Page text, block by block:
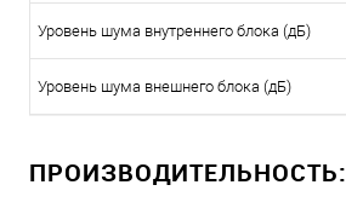
Уровень шума внутреннего блока (дБ)
Уровень шума внешнего блока (дБ)
ПРОИЗВОДИТЕЛЬНОСТЬ: